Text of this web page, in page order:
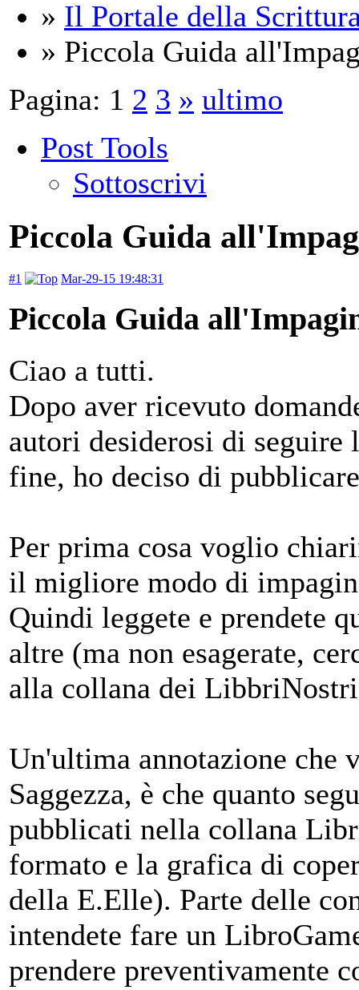
» Il Portale della
» Piccola Guida
Pagina: 1 2 3 » ultimo
Post Tools
Sottoscrivi
Piccola Guida
#1 Mar-29-15 19:48:31
Piccola Guida
Ciao a tutti.
Dopo aver ricevuto
autori desiderosi di
fine, ho deciso di
Per prima cosa voglio
il migliore modo di
Quindi leggete e prendete
altre (ma non esagerate,
alla collana dei
Un'ultima annotazione che
Saggezza, è che quanto
pubblicati nella collana
formato e la grafica di
della E.Elle). Parte delle
intendete fare un
prendere preventivamente